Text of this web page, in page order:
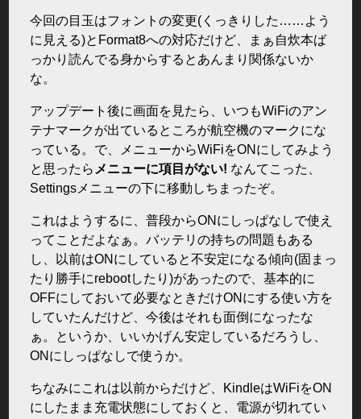
今回の目玉はフォントの変更(くっきりした……よう
に見える)とFormat8への対応だけど、まぁ自炊本ば
っかり読んでる身からするとあんまり関係ないか
な。
アップデート後に画面を見たら、いつもWiFiのアン
テナマークが出ているところが航空機のマークにな
っている。で、メニューからWiFiをONにしてみよう
と思ったらメニューに項目がない! なんてこった、
Settingsメニューの下に移動しちまったぞ。
これはようするに、普段からONにしっぱなしで使え
ってことだよなぁ。バッテリの持ちの問題もある
し、以前はONにしていると不安定になる傾向(固まっ
たり勝手にrebootしたり)があったので、基本的に
OFFにしておいて必要なときだけONにする使い方を
していたんだけど、今後はそれも面倒になったな
ぁ。というか、いいかげん安定しているだろうし、
ONにしっぱなしで使うか。
ちなみにこれは以前からだけど、KindleはWiFiをON
にしたまま充電状態にしておくと、電源が切れてい